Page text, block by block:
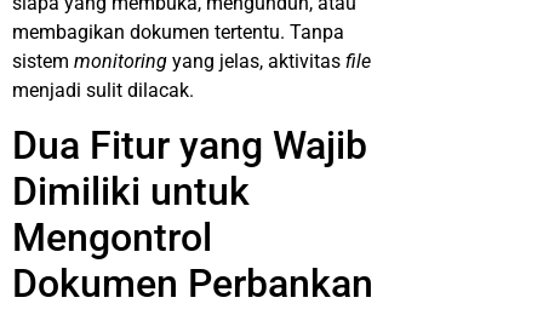
membagikan dokumen tertentu. Tanpa
sistem monitoring yang jelas, aktivitas file
menjadi sulit dilacak.
Dua Fitur yang Wajib
Dimiliki untuk
Mengontrol
Dokumen Perbankan